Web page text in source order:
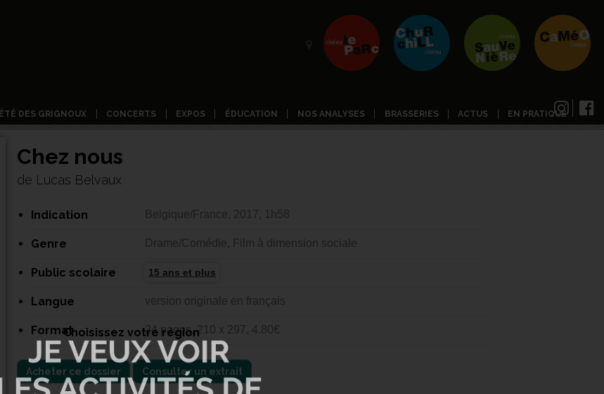
ÉTÉ DES GRIGNOUX CONCERTS EXPOS ÉDUCATION NOS ANALYSES BRASSERIES ACTUS EN PRATIQUE
Chez nous
de Lucas Belvaux
Indication Belgique/France, 2017, 1h58
Genre Drame/Comédie, Film à dimension sociale
Public scolaire 15 ans et plus
Langue version originale en français
Format 24 pages, 210 x 297, 4.80€
Acheter ce dossier Consulter un extrait
Choisissez votre région